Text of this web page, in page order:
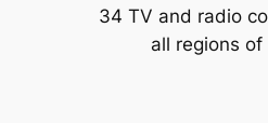
34 TV and radio
all regions of